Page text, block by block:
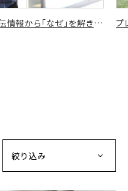
科研費採択者インタビュー：遺伝情報から「なぜ」を解き明かし、一人ひとりに合ったスポーツと健康へ プ
絞り込み